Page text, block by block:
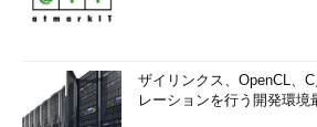
グルーピング機能（単一ホスト）を備え
想定ターゲットはITアーキテクト、開発
えるでしょう。
ザイリンクス、OpenCL、
レーションを行う開発環